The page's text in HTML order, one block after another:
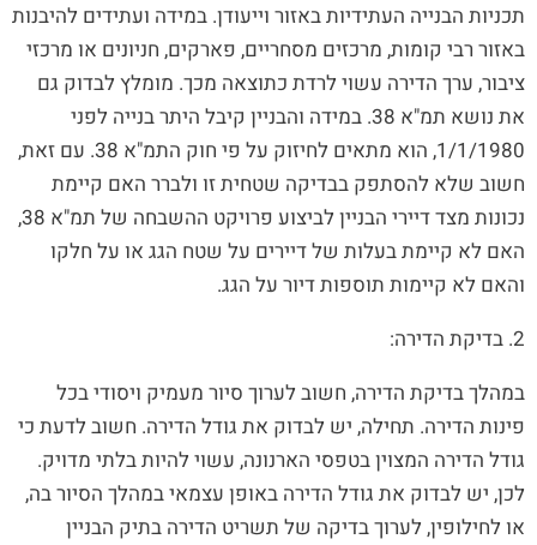
תכניות הבנייה העתידיות באזור וייעודן. במידה ועתידים להיבנות
באזור רבי קומות, מרכזים מסחריים, פארקים, חניונים או מרכזי
ציבור, ערך הדירה עשוי לרדת כתוצאה מכך. מומלץ לבדוק גם
את נושא תמ"א 38. במידה והבניין קיבל היתר בנייה לפני
1/1/1980, הוא מתאים לחיזוק על פי חוק התמ"א 38. עם זאת,
חשוב שלא להסתפק בבדיקה שטחית זו ולברר האם קיימת
נכונות מצד דיירי הבניין לביצוע פרויקט ההשבחה של תמ"א 38,
האם לא קיימת בעלות של דיירים על שטח הגג או על חלקו
והאם לא קיימות תוספות דיור על הגג.
2. בדיקת הדירה:
במהלך בדיקת הדירה, חשוב לערוך סיור מעמיק ויסודי בכל
פינות הדירה. תחילה, יש לבדוק את גודל הדירה. חשוב לדעת כי
גודל הדירה המצוין בטפסי הארנונה, עשוי להיות בלתי מדויק.
לכן, יש לבדוק את גודל הדירה באופן עצמאי במהלך הסיור בה,
או לחילופין, לערוך בדיקה של תשריט הדירה בתיק הבניין